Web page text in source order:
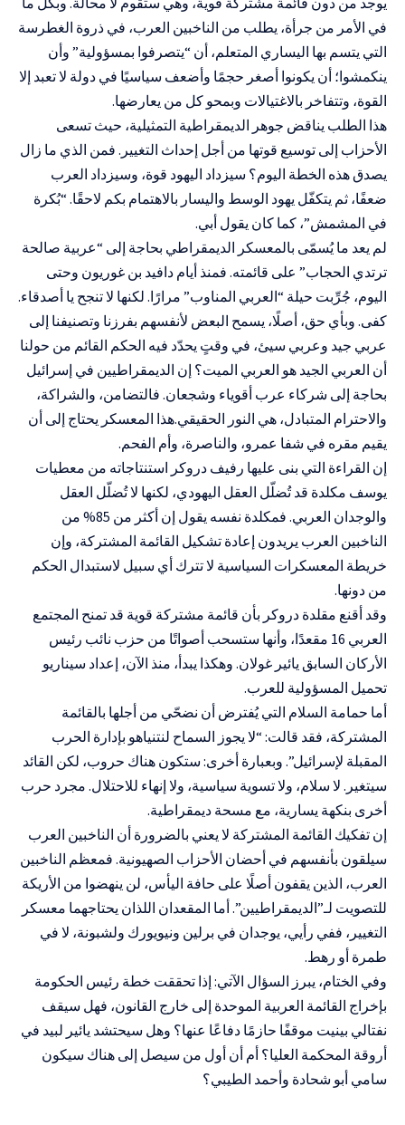
في الأمر من جرأة، يطلب من الناخبين العرب، في ذروة الغطرسة
التي يتسم بها اليساري المتعلم، أن “يتصرفوا بمسؤولية” وأن
ينكمشوا؛ أن يكونوا أصغر حجمًا وأضعف سياسيًا في دولة لا تعبد إلا
القوة، وتتفاخر بالاغتيالات وبمحو كل من يعارضها.
هذا الطلب يناقض جوهر الديمقراطية التمثيلية، حيث تسعى
الأحزاب إلى توسيع قوتها من أجل إحداث التغيير. فمن الذي ما زال
يصدق هذه الخطة اليوم؟ سيزداد اليهود قوة، وسيزداد العرب
ضعفًا، ثم يتكفّل يهود الوسط واليسار بالاهتمام بكم لاحقًا. “بُكرة
في المشمش”، كما كان يقول أبي.
لم يعد ما يُسمّى بالمعسكر الديمقراطي بحاجة إلى “عربية صالحة
ترتدي الحجاب” على قائمته. فمنذ أيام دافيد بن غوريون وحتى
اليوم، جُرِّبت حيلة “العربي المناوب” مرارًا. لكنها لا تنجح يا أصدقاء.
كفى. وبأي حق، أصلًا، يسمح البعض لأنفسهم بفرزنا وتصنيفنا إلى
عربي جيد وعربي سيئ، في وقتٍ يحدّد فيه الحكم القائم من حولنا
أن العربي الجيد هو العربي الميت؟ إن الديمقراطيين في إسرائيل
بحاجة إلى شركاء عرب أقوياء وشجعان. فالتضامن، والشراكة،
والاحترام المتبادل، هي النور الحقيقي.هذا المعسكر يحتاج إلى أن
يقيم مقره في شفا عمرو، والناصرة، وأم الفحم.
إن القراءة التي بنى عليها رفيف دروكر استنتاجاته من معطيات
يوسف مكلدة قد تُضلّل العقل اليهودي، لكنها لا تُضلّل العقل
والوجدان العربي. فمكلدة نفسه يقول إن أكثر من 85% من
الناخبين العرب يريدون إعادة تشكيل القائمة المشتركة، وإن
خريطة المعسكرات السياسية لا تترك أي سبيل لاستبدال الحكم
من دونها.
وقد أقنع مقلدة دروكر بأن قائمة مشتركة قوية قد تمنح المجتمع
العربي 16 مقعدًا، وأنها ستسحب أصواتًا من حزب نائب رئيس
الأركان السابق يائير غولان. وهكذا يبدأ، منذ الآن، إعداد سيناريو
تحميل المسؤولية للعرب.
أما حمامة السلام التي يُفترض أن نضحّي من أجلها بالقائمة
المشتركة، فقد قالت: “لا يجوز السماح لنتنياهو بإدارة الحرب
المقبلة لإسرائيل”. وبعبارة أخرى: ستكون هناك حروب، لكن القائد
سيتغير. لا سلام، ولا تسوية سياسية، ولا إنهاء للاحتلال. مجرد حرب
أخرى بنكهة يسارية، مع مسحة ديمقراطية.
إن تفكيك القائمة المشتركة لا يعني بالضرورة أن الناخبين العرب
سيلقون بأنفسهم في أحضان الأحزاب الصهيونية. فمعظم الناخبين
العرب، الذين يقفون أصلًا على حافة اليأس، لن ينهضوا من الأريكة
للتصويت لـ”الديمقراطيين”. أما المقعدان اللذان يحتاجهما معسكر
التغيير، ففي رأيي، يوجدان في برلين ونيويورك ولشبونة، لا في
طمرة أو رهط.
وفي الختام، يبرز السؤال الآتي: إذا تحققت خطة رئيس الحكومة
بإخراج القائمة العربية الموحدة إلى خارج القانون، فهل سيقف
نفتالي بينيت موقفًا حازمًا دفاعًا عنها؟ وهل سيحتشد يائير لبيد في
أروقة المحكمة العليا؟ أم أن أول من سيصل إلى هناك سيكون
سامي أبو شحادة وأحمد الطيبي؟